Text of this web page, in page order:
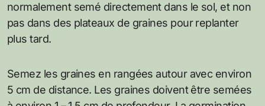
normalement semé directement dans le sol, et non
pas dans des plateaux de graines pour replanter
plus tard.
Semez les graines en rangées autour avec environ
5 cm de distance. Les graines doivent être semées